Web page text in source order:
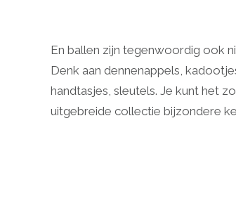
En ballen zijn tegenwoordig ook
Denk aan dennenappels,
handtasjes, sleutels. Je kunt het
uitgebreide collectie bijzondere